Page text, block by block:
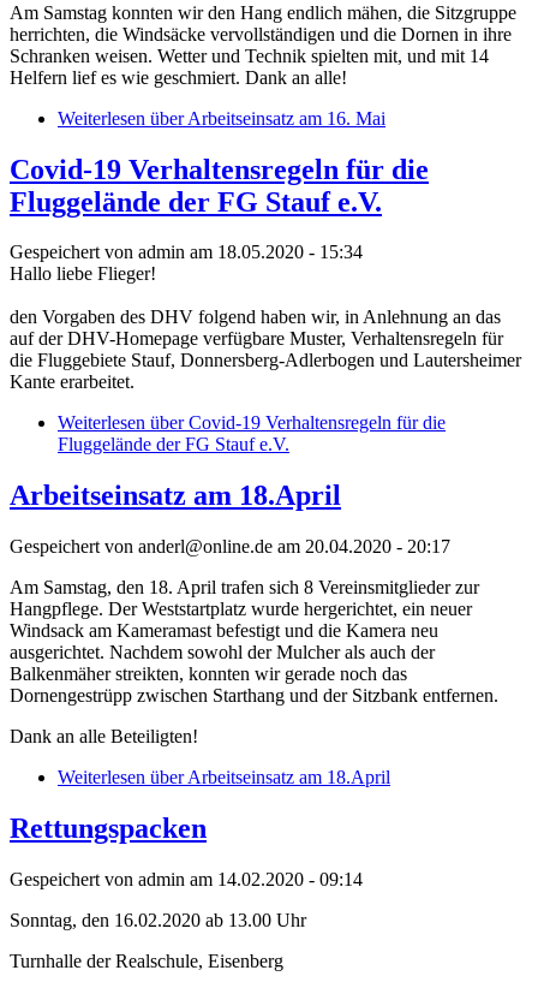
Am Samstag konnten wir den Hang endlich mähen, die Sitzgruppe
herrichten, die Windsäcke vervollständigen und die Dornen in ihre
Schranken weisen. Wetter und Technik spielten mit, und mit 14
Helfern lief es wie geschmiert. Dank an alle!
Weiterlesen über Arbeitseinsatz am 16. Mai
Covid-19 Verhaltensregeln für die
Fluggelände der FG Stauf e.V.
Gespeichert von admin am 18.05.2020 - 15:34
Hallo liebe Flieger!
den Vorgaben des DHV folgend haben wir, in Anlehnung an das
auf der DHV-Homepage verfügbare Muster, Verhaltensregeln für
die Fluggebiete Stauf, Donnersberg-Adlerbogen und Lautersheimer
Kante erarbeitet.
Weiterlesen über Covid-19 Verhaltensregeln für die
Fluggelände der FG Stauf e.V.
Arbeitseinsatz am 18.April
Gespeichert von anderl@online.de am 20.04.2020 - 20:17
Am Samstag, den 18. April trafen sich 8 Vereinsmitglieder zur
Hangpflege. Der Weststartplatz wurde hergerichtet, ein neuer
Windsack am Kameramast befestigt und die Kamera neu
ausgerichtet. Nachdem sowohl der Mulcher als auch der
Balkenmäher streikten, konnten wir gerade noch das
Dornengestrüpp zwischen Starthang und der Sitzbank entfernen.
Dank an alle Beteiligten!
Weiterlesen über Arbeitseinsatz am 18.April
Rettungspacken
Gespeichert von admin am 14.02.2020 - 09:14
Sonntag, den 16.02.2020 ab 13.00 Uhr
Turnhalle der Realschule, Eisenberg